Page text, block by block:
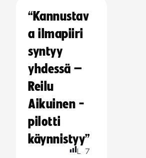
“Kannustav
a ilmapiiri
syntyy
yhdessä –
Reilu
Aikuinen -
pilotti
käynnistyy”
L 7